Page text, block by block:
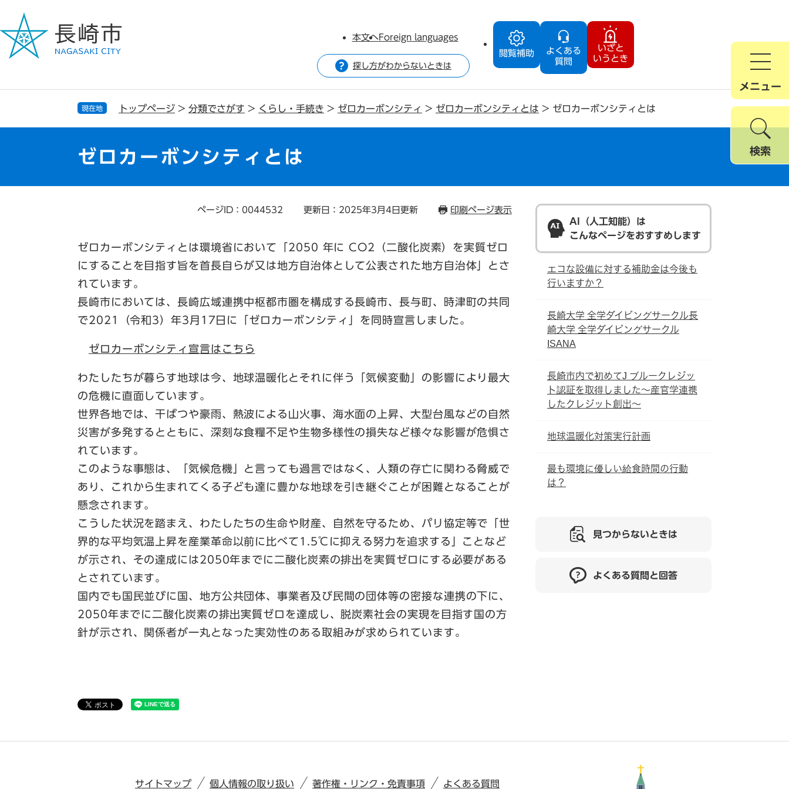
ジ
で
ュ
ば
閲覧補助
よくある
質問
いざと
いうとき
本文へForeign languages
探し方がわからないときは
メニュー
検索
現在地 トップページ > 分類でさがす > くらし・手続き > ゼロカーボンシティ > ゼロカーボンシティとは > ゼロカーボンシティとは
ゼロカーボンシティとは
ページID：0044532 更新日：2025年3月4日更新 印刷ページ表示
ゼロカーボンシティとは環境省において「2050 年に CO2（二酸化炭素）を実質ゼロ
にすることを目指す旨を首長自らが又は地方自治体として公表された地方自治体」とさ
れています。
長崎市においては、長崎広域連携中枢都市圏を構成する長崎市、長与町、時津町の共同
で2021（令和3）年3月17日に「ゼロカーボンシティ」を同時宣言しました。
ゼロカーボンシティ宣言はこちら
わたしたちが暮らす地球は今、地球温暖化とそれに伴う「気候変動」の影響により最大
の危機に直面しています。
世界各地では、干ばつや豪雨、熱波による山火事、海水面の上昇、大型台風などの自然
災害が多発するとともに、深刻な食糧不足や生物多様性の損失など様々な影響が危惧さ
れています。
このような事態は、「気候危機」と言っても過言ではなく、人類の存亡に関わる脅威で
あり、これから生まれてくる子ども達に豊かな地球を引き継ぐことが困難となることが
懸念されます。
こうした状況を踏まえ、わたしたちの生命や財産、自然を守るため、パリ協定等で「世
界的な平均気温上昇を産業革命以前に比べて1.5℃に抑える努力を追求する」ことなど
が示され、その達成には2050年までに二酸化炭素の排出を実質ゼロにする必要がある
とされています。
国内でも国民並びに国、地方公共団体、事業者及び民間の団体等の密接な連携の下に、
2050年までに二酸化炭素の排出実質ゼロを達成し、脱炭素社会の実現を目指す国の方
針が示され、関係者が一丸となった実効性のある取組みが求められています。
AI（人工知能）は
こんなページをおすすめします
エコな設備に対する補助金は今後も
行いますか？
長崎大学 全学ダイビングサークル長
崎大学 全学ダイビングサークル
ISANA
長崎市内で初めてJ ブルークレジッ
ト認証を取得しました～産官学連携
したクレジット創出～
地球温暖化対策実行計画
最も環境に優しい給食時間の行動
は？
見つからないときは
よくある質問と回答
サイトマップ 個人情報の取り扱い 著作権・リンク・免責事項 よくある質問